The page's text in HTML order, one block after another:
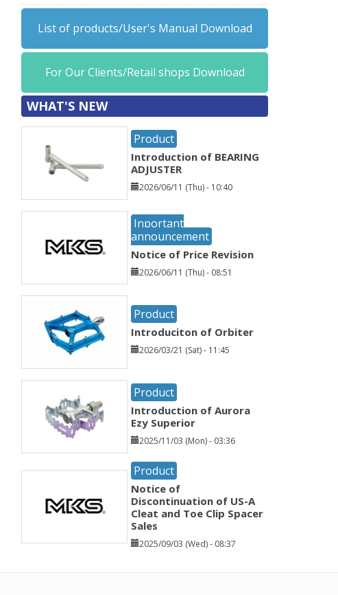
List of products/User's Manual Download
For Our Clients/Retail shops Download
WHAT'S NEW
Product
Introduction of BEARING
ADJUSTER
2026/06/11 (Thu) - 10:40
Inportant
announcement
Notice of Price Revision
2026/06/11 (Thu) - 08:51
Product
Introduciton of Orbiter
2026/03/21 (Sat) - 11:45
Product
Introduction of Aurora
Ezy Superior
2025/11/03 (Mon) - 03:36
Product
Notice of
Discontinuation of US-A
Cleat and Toe Clip Spacer
Sales
2025/09/03 (Wed) - 08:37